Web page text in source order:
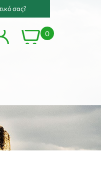
σας?
0